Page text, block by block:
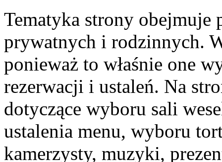
Tematyka strony obejmuje
prywatnych i rodzinnych.
ponieważ to właśnie one
rezerwacji i ustaleń. Na
dotyczące wyboru sali
ustalenia menu, wyboru
kamerzysty, muzyki,